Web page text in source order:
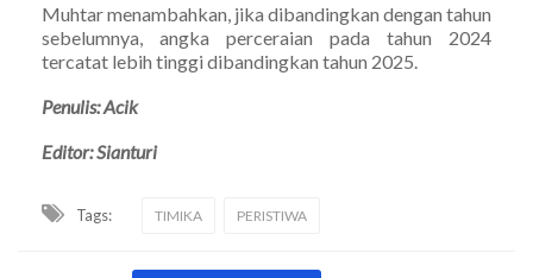
Muhtar menambahkan, jika dibandingkan dengan tahun
sebelumnya, angka perceraian pada tahun 2024
tercatat lebih tinggi dibandingkan tahun 2025.
Penulis: Acik
Editor: Sianturi
Tags: TIMIKA PERISTIWA